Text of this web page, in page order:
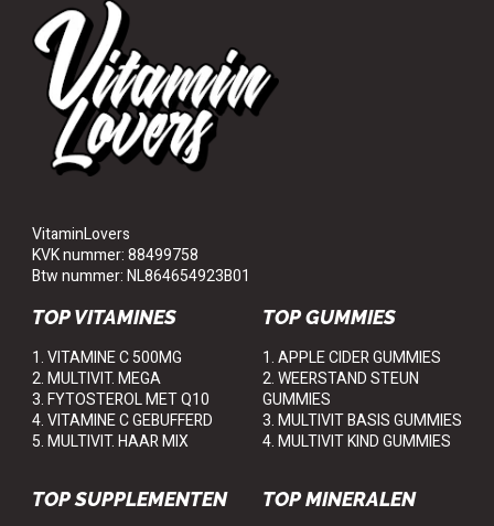
VitaminLovers
KVK nummer: 88499758
Btw nummer: NL864654923B01
TOP VITAMINES
1. VITAMINE C 500MG
2. MULTIVIT. MEGA
3. FYTOSTEROL MET Q10
4. VITAMINE C GEBUFFERD
5. MULTIVIT. HAAR MIX
TOP GUMMIES
1. APPLE CIDER GUMMIES
2. WEERSTAND STEUN
GUMMIES
3. MULTIVIT BASIS GUMMIES
4. MULTIVIT KIND GUMMIES
TOP SUPPLEMENTEN
TOP MINERALEN